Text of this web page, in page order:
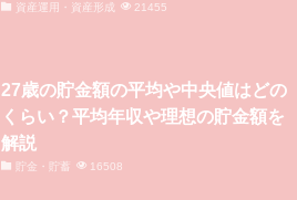
資産運用・資産形成 21455
27歳の貯金額の平均や中央値はどの
くらい？平均年収や理想の貯金額を
解説
貯金・貯蓄 16508